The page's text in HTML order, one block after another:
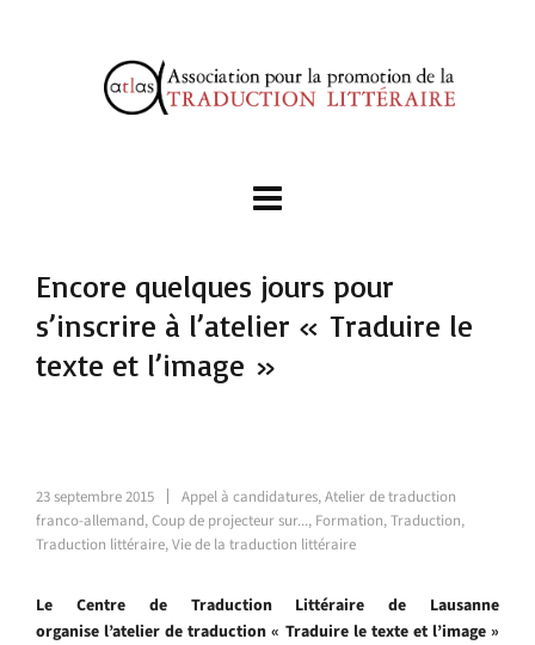
Encore quelques jours pour
s’inscrire à l’atelier « Traduire le
texte et l’image »
23 septembre 2015 Appel à candidatures,Atelier de traduction
franco-allemand,Coup de projecteur sur..., Formation,Traduction,
Traduction littéraire,Vie de la traduction littéraire
Le Centre de Traduction Littéraire de Lausanne
organise l’atelier de traduction « Traduire le texte et l’image »